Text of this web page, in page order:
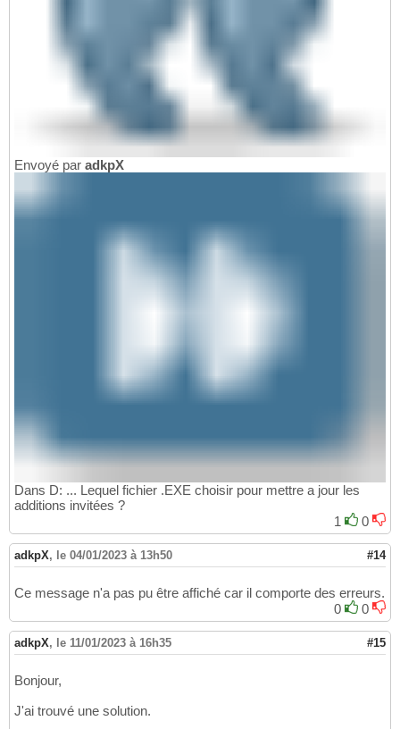
Envoyé par adkpX
Dans D: ... Lequel fichier .EXE choisir pour mettre a jour les
additions invitées ?
1
0
adkpX, le 04/01/2023 à 13h50 #14
Ce message n'a pas pu être affiché car il comporte des erreurs.
0
0
adkpX, le 11/01/2023 à 16h35 #15
Bonjour,
J'ai trouvé une solution.